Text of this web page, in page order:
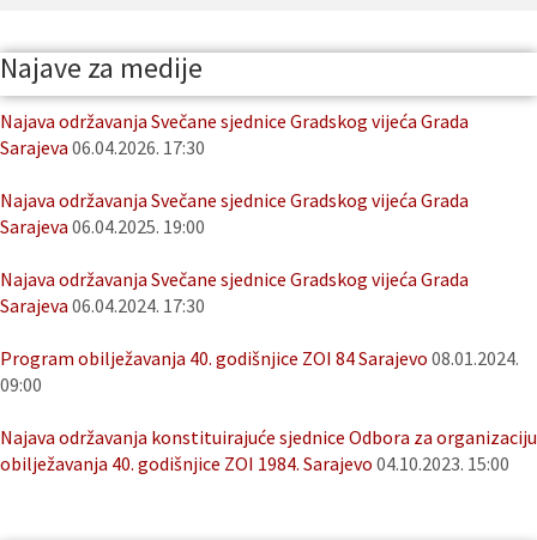
Najave za medije
Najava održavanja Svečane sjednice Gradskog vijeća Grada
Sarajeva 06.04.2026. 17:30
Najava održavanja Svečane sjednice Gradskog vijeća Grada
Sarajeva 06.04.2025. 19:00
Najava održavanja Svečane sjednice Gradskog vijeća Grada
Sarajeva 06.04.2024. 17:30
Program obilježavanja 40. godišnjice ZOI 84 Sarajevo 08.01.2024.
09:00
Najava održavanja konstituirajuće sjednice Odbora za organizaciju
obilježavanja 40. godišnjice ZOI 1984. Sarajevo 04.10.2023. 15:00